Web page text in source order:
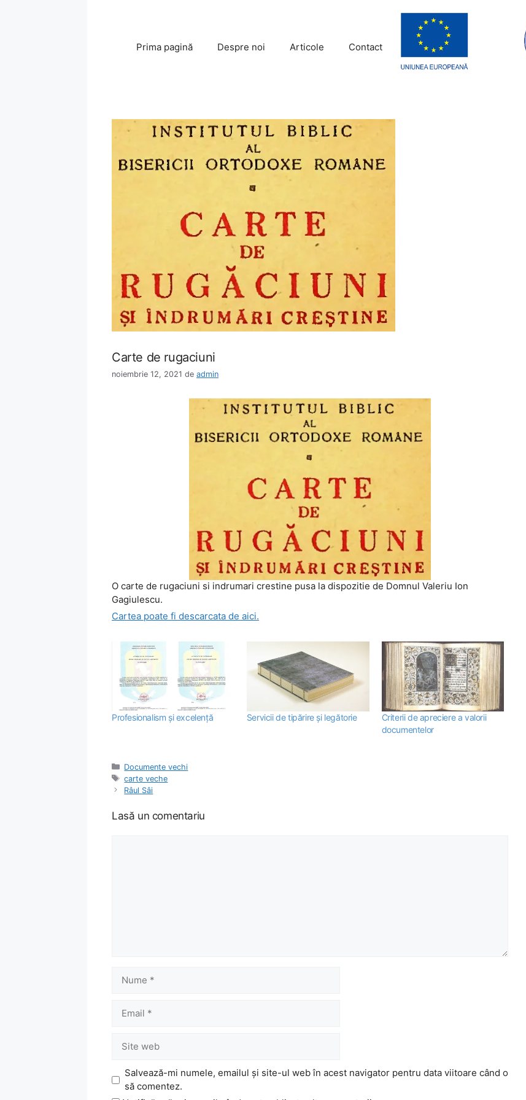
Prima pagină
Despre noi Articole Contact
Carte de rugaciuni
noiembrie 12, 2021 de admin
O carte de rugaciuni si indrumari crestine pusa la dispozitie de Domnul Valeriu Ion
Gagiulescu.
Cartea poate fi descarcata de aici.
Profesionalism şi excelenţă Servicii de tipărire şi legătorie
Criterii de apreciere a valorii
documentelor
Categorii
Documente vechi
Etichete
carte veche
Râul Sâi
Lasă un comentariu
web
Salvează-mi numele, emailul și site-ul web în acest navigator pentru data viitoare când o
să comentez.